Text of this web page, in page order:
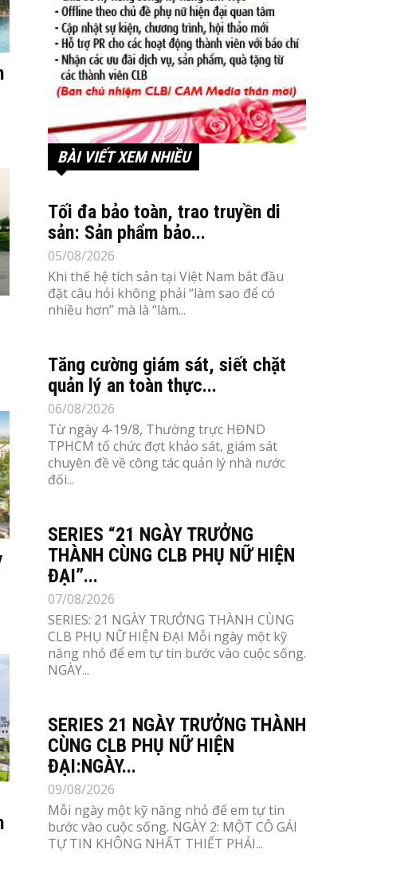
BÀI VIẾT XEM NHIỀU
Tối đa bảo toàn, trao truyền di
sản: Sản phẩm bảo...
05/08/2026
Khi thế hệ tích sản tại Việt Nam bắt đầu
đặt câu hỏi không phải “làm sao để có
nhiều hơn” mà là “làm...
Tăng cường giám sát, siết chặt
quản lý an toàn thực...
06/08/2026
Từ ngày 4-19/8, Thường trực HĐND
TPHCM tổ chức đợt khảo sát, giám sát
chuyên đề về công tác quản lý nhà nước
đối...
SERIES “21 NGÀY TRƯỞNG
THÀNH CÙNG CLB PHỤ NỮ HIỆN
ĐẠI”...
07/08/2026
SERIES: 21 NGÀY TRƯỞNG THÀNH CÙNG
CLB PHỤ NỮ HIỆN ĐẠI Mỗi ngày một kỹ
năng nhỏ để em tự tin bước vào cuộc sống.
NGÀY...
SERIES 21 NGÀY TRƯỞNG THÀNH
CÙNG CLB PHỤ NỮ HIỆN
ĐẠI:NGÀY...
09/08/2026
Mỗi ngày một kỹ năng nhỏ để em tự tin
bước vào cuộc sống. NGÀY 2: MỘT CÔ GÁI
TỰ TIN KHÔNG NHẤT THIẾT PHẢI...